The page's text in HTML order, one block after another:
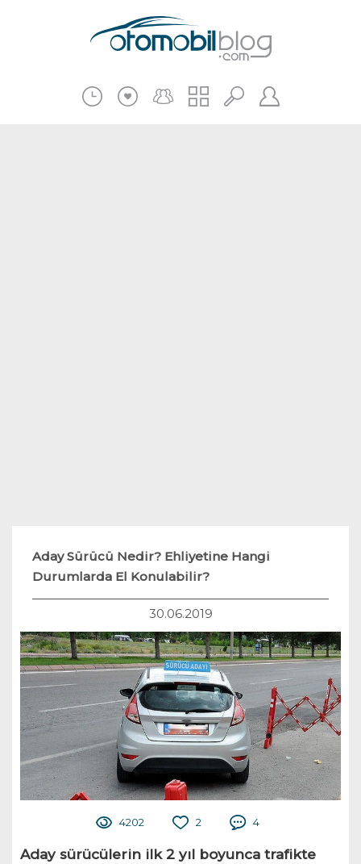
Aday Sürücü Nedir? Ehliyetine Hangi
Durumlarda El Konulabilir?
30.06.2019
4202 2 4
Aday sürücülerin ilk 2 yıl boyunca trafikte